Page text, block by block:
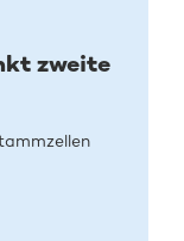
zweite